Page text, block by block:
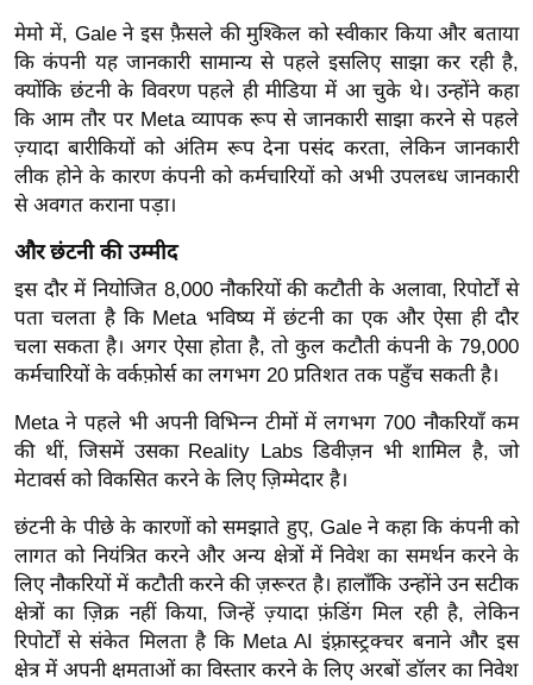
त
ऑ
टो
व
र्ल्ड
न्यू
ज
फ
म
नो
ज
न
ज
ग
त
बॉ
ली
वु
मेमो में, Gale ने इस फ़ैसले की मुश्किल को स्वीकार किया और बताया
कि कंपनी यह जानकारी सामान्य से पहले इसलिए साझा कर रही है,
क्योंकि छंटनी के विवरण पहले ही मीडिया में आ चुके थे। उन्होंने कहा
कि आम तौर पर Meta व्यापक रूप से जानकारी साझा करने से पहले
ज़्यादा बारीकियों को अंतिम रूप देना पसंद करता, लेकिन जानकारी
लीक होने के कारण कंपनी को कर्मचारियों को अभी उपलब्ध जानकारी
से अवगत कराना पड़ा।
और छंटनी की उम्मीद
इस दौर में नियोजित 8,000 नौकरियों की कटौती के अलावा, रिपोर्टों से
पता चलता है कि Meta भविष्य में छंटनी का एक और ऐसा ही दौर
चला सकता है। अगर ऐसा होता है, तो कुल कटौती कंपनी के 79,000
कर्मचारियों के वर्कफ़ोर्स का लगभग 20 प्रतिशत तक पहुँच सकती है।
Meta ने पहले भी अपनी विभिन्न टीमों में लगभग 700 नौकरियाँ कम
की थीं, जिसमें उसका Reality Labs डिवीज़न भी शामिल है, जो
मेटावर्स को विकसित करने के लिए ज़िम्मेदार है।
छंटनी के पीछे के कारणों को समझाते हुए, Gale ने कहा कि कंपनी को
लागत को नियंत्रित करने और अन्य क्षेत्रों में निवेश का समर्थन करने के
लिए नौकरियों में कटौती करने की ज़रूरत है। हालाँकि उन्होंने उन सटीक
क्षेत्रों का ज़िक्र नहीं किया, जिन्हें ज़्यादा फ़ंडिंग मिल रही है, लेकिन
रिपोर्टों से संकेत मिलता है कि Meta AI इंफ़्रास्ट्रक्चर बनाने और इस
क्षेत्र में अपनी क्षमताओं का विस्तार करने के लिए अरबों डॉलर का निवेश